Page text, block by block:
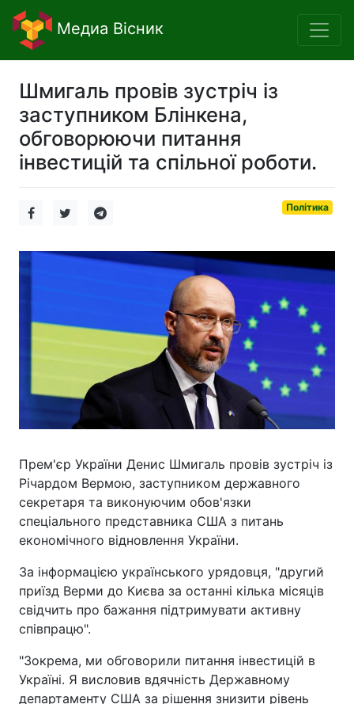
Медиа Вісник
Шмигаль провів зустріч із
заступником Блінкена,
обговорюючи питання
інвестицій та спільної роботи.
Політика
Прем'єр України Денис Шмигаль провів зустріч із
Річардом Вермою, заступником державного
секретаря та виконуючим обов'язки
спеціального представника США з питань
економічного відновлення України.
За інформацією українського урядовця, "другий
приїзд Верми до Києва за останні кілька місяців
свідчить про бажання підтримувати активну
співпрацю".
"Зокрема, ми обговорили питання інвестицій в
Україні. Я висловив вдячність Державному
департаменту США за рішення знизити рівень